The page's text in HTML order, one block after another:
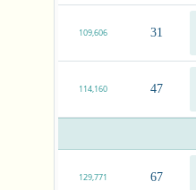
31
109,606
47
114,160
67
129,771